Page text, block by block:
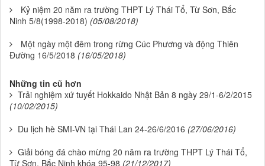
Kỷ niệm 20 năm ra trường THPT Lý Thái Tổ, Từ Sơn, Bắc
Ninh 5/8(1998-2018) (05/08/2018)
Một ngày một đêm trong rừng Cúc Phương và động Thiên
Đường 16/5/2018 (16/05/2018)
Những tin cũ hơn
Trải nghiệm xứ tuyết Hokkaido Nhật Bản 8 ngày 29/1-6/2/2015
(10/02/2015)
Du lịch hè SMI-VN tại Thái Lan 24-26/6/2016 (27/06/2016)
Giải bóng đá chào mừng 20 năm ra trường THPT Lý Thái Tổ,
Từ Sơn, Bắc Ninh khóa 95-98 (21/12/2017)